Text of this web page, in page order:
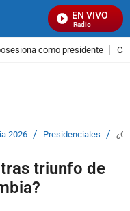
EN VIVO
Señal Visual Radio
como presidente
2026 / Presidenciales /
triunfo de